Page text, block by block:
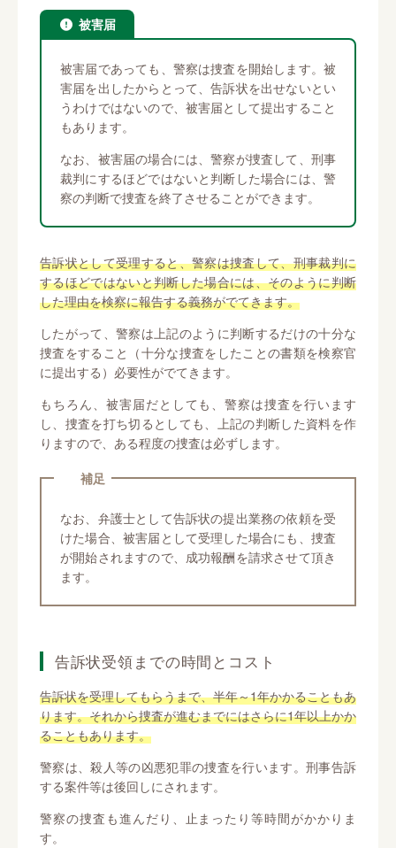
被害届
被害届であっても、警察は捜査を開始します。被
害届を出したからとって、告訴状を出せないとい
うわけではないので、被害届として提出すること
もあります。
なお、被害届の場合には、警察が捜査して、刑事
裁判にするほどではないと判断した場合には、警
察の判断で捜査を終了させることができます。
告訴状として受理すると、警察は捜査して、刑事裁判に
するほどではないと判断した場合には、そのように判断
した理由を検察に報告する義務がでてきます。
したがって、警察は上記のように判断するだけの十分な
捜査をすること（十分な捜査をしたことの書類を検察官
に提出する）必要性がでてきます。
もちろん、被害届だとしても、警察は捜査を行います
し、捜査を打ち切るとしても、上記の判断した資料を作
りますので、ある程度の捜査は必ずします。
補足
なお、弁護士として告訴状の提出業務の依頼を受
けた場合、被害届として受理した場合にも、捜査
が開始されますので、成功報酬を請求させて頂き
ます。
告訴状受領までの時間とコスト
告訴状を受理してもらうまで、半年～1年かかることもあ
ります。それから捜査が進むまでにはさらに1年以上かか
ることもあります。
警察は、殺人等の凶悪犯罪の捜査を行います。刑事告訴
する案件等は後回しにされます。
警察の捜査も進んだり、止まったり等時間がかかりま
す。